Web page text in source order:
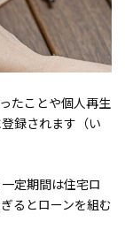
たことや個人再生
録されます（い
定期間は住宅ロ
るとローンを組む